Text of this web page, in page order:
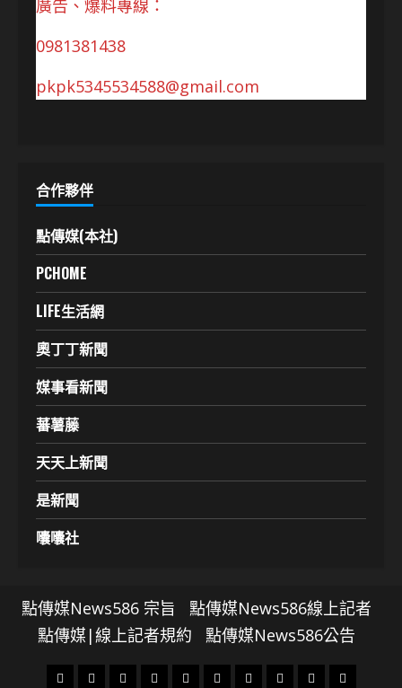
廣告、爆料專線：
0981381438
pkpk5345534588@gmail.com
合作夥伴
點傳媒(本社)
PCHOME
LIFE生活網
奧丁丁新聞
媒事看新聞
蕃薯藤
天天上新聞
是新聞
囔囔社
點傳媒News586 宗旨
點傳媒News586線上記者
點傳媒|線上記者規約
點傳媒News586公告
頭 財 地 文 專 娛 政 國 運 生